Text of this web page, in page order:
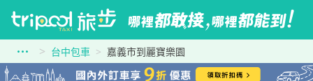
台中包車 嘉義市到麗寶樂園